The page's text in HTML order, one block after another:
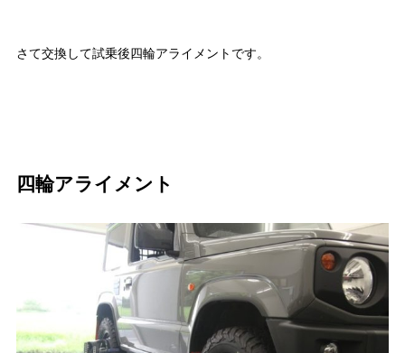
さて交換して試乗後四輪アライメントです。
四輪アライメント